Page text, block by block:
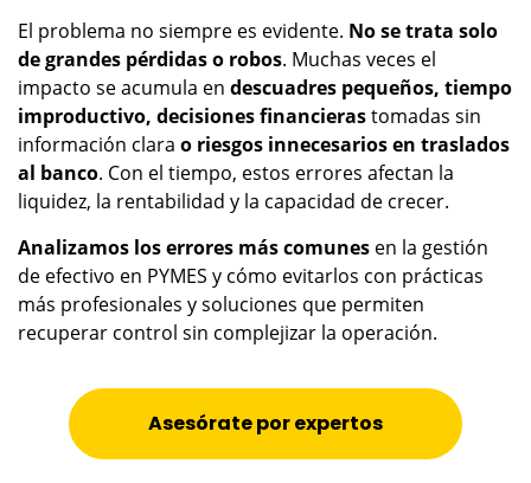
El problema no siempre es evidente. No se trata solo
de grandes pérdidas o robos. Muchas veces el
impacto se acumula en descuadres pequeños, tiempo
improductivo, decisiones financierastomadas sin
información clara o riesgos innecesarios en traslados
al banco. Con el tiempo, estos errores afectan la
liquidez, la rentabilidad y la capacidad de crecer.
Analizamos los errores más comunes en la gestión
de efectivo en PYMES y cómo evitarlos con prácticas
más profesionales y soluciones que permiten
recuperar control sin complejizar la operación.
Asesórate por expertos